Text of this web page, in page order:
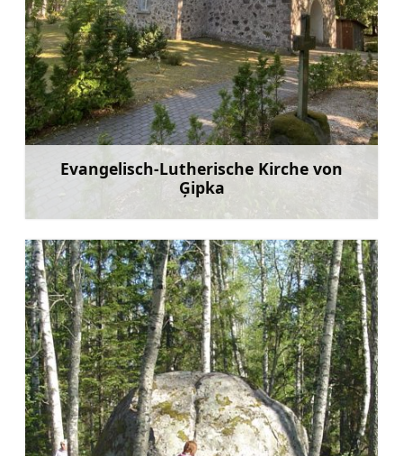
Evangelisch-Lutherische Kirche von
Ģipka